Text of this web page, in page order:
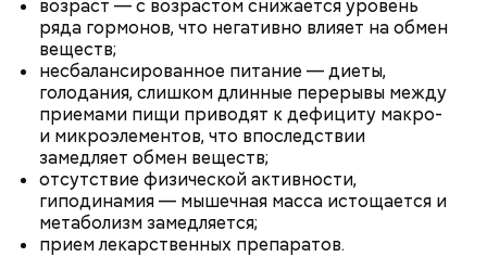
возраст — с возрастом снижается уровень
ряда гормонов, что негативно влияет на обмен
веществ;
несбалансированное питание — диеты,
голодания, слишком длинные перерывы между
приемами пищи приводят к дефициту макро-
и микроэлементов, что впоследствии
замедляет обмен веществ;
отсутствие физической активности,
гиподинамия — мышечная масса истощается и
метаболизм замедляется;
прием лекарственных препаратов.